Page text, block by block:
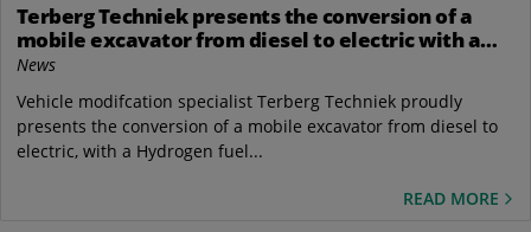
Terberg Techniek presents the conversion of a
mobile excavator from diesel to electric with a
Hydrogen fuel cell
News
Vehicle modifcation specialist Terberg Techniek proudly
presents the conversion of a mobile excavator from diesel to
electric, with a Hydrogen fuel...
READ MORE